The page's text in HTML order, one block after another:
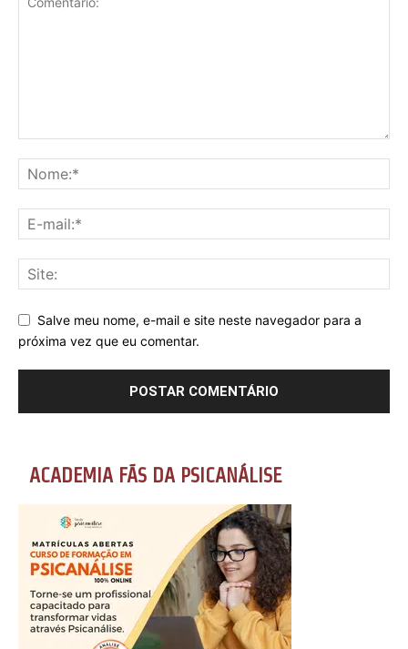
Salve meu nome, e-mail e site neste navegador para a
próxima vez que eu comentar.
ACADEMIA FÃS DA PSICANÁLISE